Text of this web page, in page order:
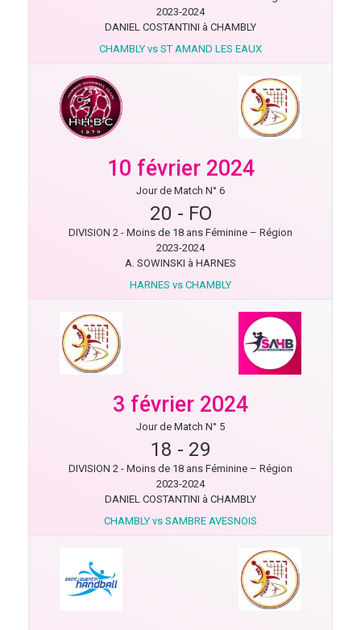
2023-2024
DANIEL COSTANTINI à CHAMBLY
CHAMBLY vs ST AMAND LES EAUX
10 février 2024
Jour de Match N° 6
20 - FO
DIVISION 2 - Moins de 18 ans Féminine – Région
2023-2024
A. SOWINSKI à HARNES
HARNES vs CHAMBLY
3 février 2024
Jour de Match N° 5
18 - 29
DIVISION 2 - Moins de 18 ans Féminine – Région
2023-2024
DANIEL COSTANTINI à CHAMBLY
CHAMBLY vs SAMBRE AVESNOIS